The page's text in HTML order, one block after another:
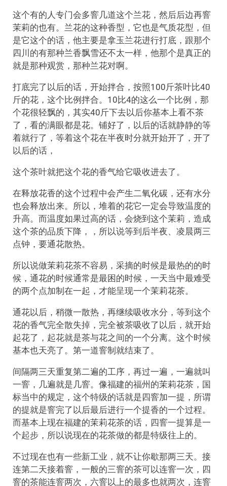
这个有的人专门会多窨几道这个兰花，然后后边再窨
茉莉的也有。兰花的这种香型，它也是气质花型，但
是它这个的话，他主要是拿玉兰花进行打底，跟那个
四川的有那种兰香飘雪还不太一样，他那个是真正的
就是那种观赏，那种兰花对啊。
打底完了以后的话，开始拌合，按照100斤茶叶比40
斤的花，这个比例拌合。10比4的这么一个比例，那
个花很轻飘的，其实40斤下去以后你基本上看不茶
了，看的满眼都是花。铺好了，以后的话就静静的等
着就行了，等着这个花在半夜时分就开始开了，开了
以后的话，
这个茶叶就把这个花的香气给它吸收进去了。
在释放花香的这个过程中会产生二氧化碳，还有水分
也会释放出来。所以，堆着的花它一定会导致温度的
升高。而温度如果过高的话，会烧到这个茉莉，造成
这个茶的品质下降，，所以说等到后半夜、凌晨两三
点钟，要通花散热。
所以说做茉莉花茶不容易，采摘的时候是最热的的时
候，通花的时候通常是最困的时候，一天当中最难受
的两个点加制在一起，才能呈现一个茉莉花茶。
通花以后，稍微一散热，再继续吸收水分，等到这个
花的香气完全散失掉，完全被茶吸收了以后，就开始
起花了，起花就是茶与花之间的一个分离。这个时候
基本也天亮了。第一道窨制就结束了。
间隔两三天重复第二遍的工序，再过一遍，一遍就叫
一窨，几遍就是几窨。像福建的福州的茉莉花茶，国
标当中的规定，这个特级的话就是四窨加一提，所谓
的提就是窨完了以后最后进行一个提香的一个过程。
而基本上现在福建的茉莉花茶的话，四窨一提算是一
个起步，所以说现在的花茶做的都是特级往上的。
不过现在也有一些新工业，就不让你歇那两三天。接
连第二天接着窨，一般的三窨的茶可以连窨一次，四
窨的茶能连窨两次，六窨以上的最多也就两次，连窨